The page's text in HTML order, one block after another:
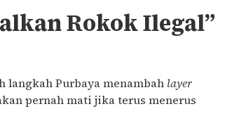
Rokok Ilegal”
langkah Purbaya menambah layer
pernah mati jika terus menerus